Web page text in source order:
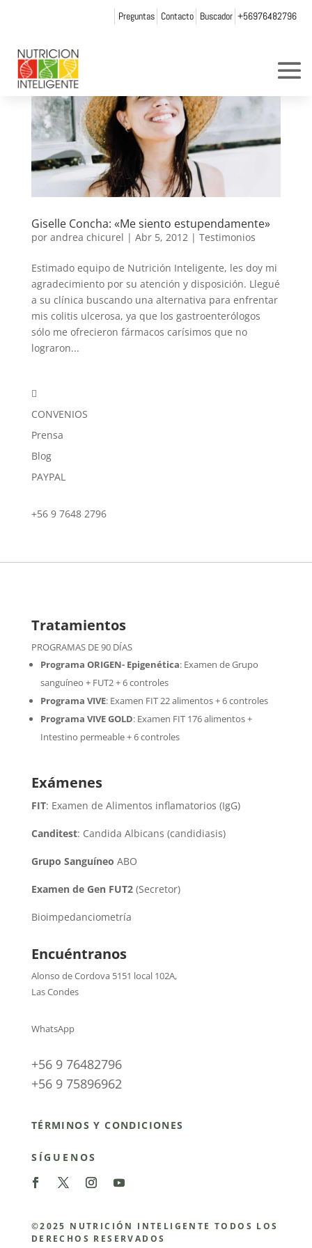
Preguntas Contacto Buscador +56976482796
Giselle Concha: «Me siento estupendamente»
por andrea chicurel | Abr 5, 2012 | Testimonios
Estimado equipo de Nutrición Inteligente, les doy mi
agradecimiento por su atención y disposición. Llegué
a su clínica buscando una alternativa para enfrentar
mis colitis ulcerosa, ya que los gastroenterólogos
sólo me ofrecieron fármacos carísimos que no
lograron...

CONVENIOS
Prensa
Blog
PAYPAL
+56 9 7648 2796
Tratamientos
PROGRAMAS DE 90 DÍAS
Programa ORIGEN- Epigenética:Examen de Grupo
sanguíneo + FUT2 + 6 controles
Programa VIVE: Examen FIT 22 alimentos + 6 controles
Programa VIVE GOLD: Examen FIT 176 alimentos +
Intestino permeable + 6 controles
Exámenes
FIT: Examen de Alimentos inflamatorios (IgG)
Canditest: Candida Albicans (candidiasis)
Grupo Sanguíneo ABO
Examen de Gen FUT2(Secretor)
Bioimpedanciometría
Encuéntranos
Alonso de Cordova 5151 local 102A,
Las Condes
WhatsApp
+56 9 76482796
+56 9 75896962
TÉRMINOS Y CONDICIONES
SÍGUENOS
©2025 NUTRICIÓN INTELIGENTE TODOS LOS
DERECHOS RESERVADOS